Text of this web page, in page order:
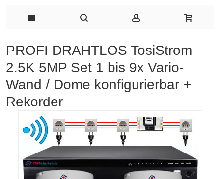
PROFI DRAHTLOS TosiStrom
2.5K 5MP Set 1 bis 9x Vario-
Wand / Dome konfigurierbar +
Rekorder